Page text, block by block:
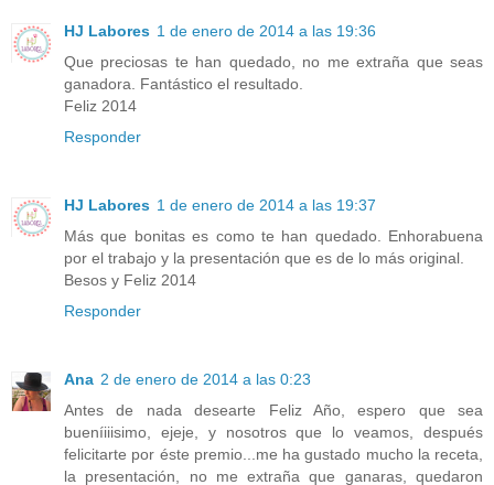
HJ Labores 1 de enero de 2014 a las 19:36
Que preciosas te han quedado, no me extraña que seas
ganadora. Fantástico el resultado.
Feliz 2014
Responder
HJ Labores 1 de enero de 2014 a las 19:37
Más que bonitas es como te han quedado. Enhorabuena
por el trabajo y la presentación que es de lo más original.
Besos y Feliz 2014
Responder
Ana 2 de enero de 2014 a las 0:23
Antes de nada desearte Feliz Año, espero que sea
bueníiiisimo, ejeje, y nosotros que lo veamos, después
felicitarte por éste premio...me ha gustado mucho la receta,
la presentación, no me extraña que ganaras, quedaron